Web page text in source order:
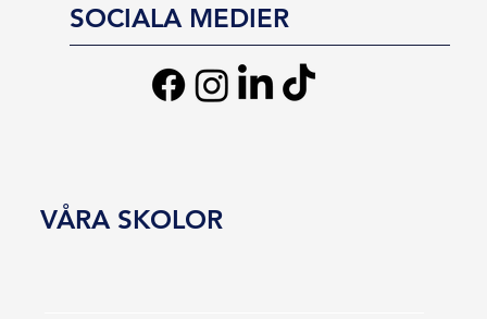
SOCIALA MEDIER
VÅRA SKOLOR